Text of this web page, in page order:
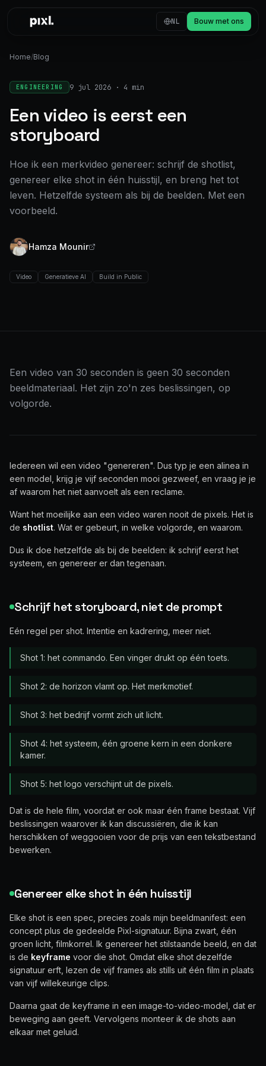
NL Bouw met ons
Home/Blog
ENGINEERING 9 jul 2026 · 4 min
Een video is eerst een
storyboard
Hoe ik een merkvideo genereer: schrijf de shotlist,
genereer elke shot in één huisstijl, en breng het tot
leven. Hetzelfde systeem als bij de beelden. Met een
voorbeeld.
Hamza Mounir
Video Generatieve AI Build in Public
Een video van 30 seconden is geen 30 seconden
beeldmateriaal. Het zijn zo'n zes beslissingen, op
volgorde.
Iedereen wil een video "genereren". Dus typ je een alinea in
een model, krijg je vijf seconden mooi gezweef, en vraag je je
af waarom het niet aanvoelt als een reclame.
Want het moeilijke aan een video waren nooit de pixels. Het is
de shotlist. Wat er gebeurt, in welke volgorde, en waarom.
Dus ik doe hetzelfde als bij de beelden: ik schrijf eerst het
systeem, en genereer er dan tegenaan.
Schrijf het storyboard, niet de prompt
Eén regel per shot. Intentie en kadrering, meer niet.
Shot 1: het commando. Een vinger drukt op één toets.
Shot 2: de horizon vlamt op. Het merkmotief.
Shot 3: het bedrijf vormt zich uit licht.
Shot 4: het systeem, één groene kern in een donkere
kamer.
Shot 5: het logo verschijnt uit de pixels.
Dat is de hele film, voordat er ook maar één frame bestaat. Vijf
beslissingen waarover ik kan discussiëren, die ik kan
herschikken of weggooien voor de prijs van een tekstbestand
bewerken.
Genereer elke shot in één huisstijl
Elke shot is een spec, precies zoals mijn beeldmanifest: een
concept plus de gedeelde Pixl-signatuur. Bijna zwart, één
groen licht, filmkorrel. Ik genereer het stilstaande beeld, en dat
is de keyframe voor die shot. Omdat elke shot dezelfde
signatuur erft, lezen de vijf frames als stills uit één film in plaats
van vijf willekeurige clips.
Daarna gaat de keyframe in een image-to-video-model, dat er
beweging aan geeft. Vervolgens monteer ik de shots aan
elkaar met geluid.